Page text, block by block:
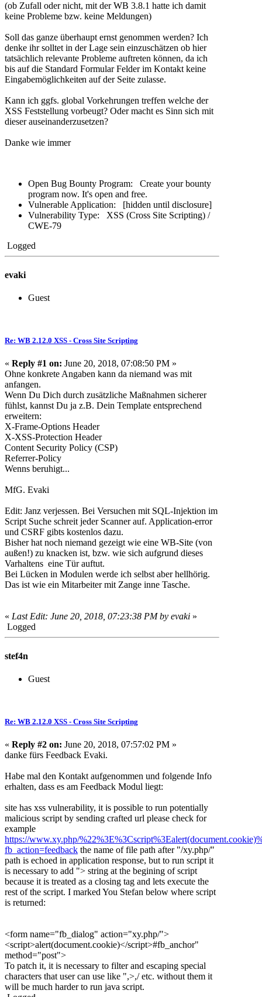
(ob Zufall oder nicht, mit der WB 3.8.1 hatte ich damit
keine Probleme bzw. keine Meldungen)
Soll das ganze überhaupt ernst genommen werden? Ich
denke ihr solltet in der Lage sein einzuschätzen ob hier
tatsächlich relevante Probleme auftreten können, da ich
bis auf die Standard Formular Felder im Kontakt keine
Eingabemöglichkeiten auf der Seite zulasse.
Kann ich ggfs. global Vorkehrungen treffen welche der
XSS Feststellung vorbeugt? Oder macht es Sinn sich mit
dieser auseinanderzusetzen?
Danke wie immer
Open Bug Bounty Program: Create your bounty
program now. It's open and free.
Vulnerable Application: [hidden until disclosure]
Vulnerability Type: XSS (Cross Site Scripting) /
CWE-79
Logged
evaki
Guest
Re: WB 2.12.0 XSS - Cross Site Scripting
« Reply #1 on: June 20, 2018, 07:08:50 PM »
Ohne konkrete Angaben kann da niemand was mit
anfangen.
Wenn Du Dich durch zusätzliche Maßnahmen sicherer
fühlst, kannst Du ja z.B. Dein Template entsprechend
erweitern:
X-Frame-Options Header
X-XSS-Protection Header
Content Security Policy (CSP)
Referrer-Policy
Wenns beruhigt...
MfG. Evaki
Edit: Janz verjessen. Bei Versuchen mit SQL-Injektion im
Script Suche schreit jeder Scanner auf. Application-error
und CSRF gibts kostenlos dazu.
Bisher hat noch niemand gezeigt wie eine WB-Site (von
außen!) zu knacken ist, bzw. wie sich aufgrund dieses
Varhaltens eine Tür auftut.
Bei Lücken in Modulen werde ich selbst aber hellhörig.
Das ist wie ein Mitarbeiter mit Zange inne Tasche.
« Last Edit: June 20, 2018, 07:23:38 PM by evaki »
Logged
stef4n
Guest
Re: WB 2.12.0 XSS - Cross Site Scripting
« Reply #2 on: June 20, 2018, 07:57:02 PM »
danke fürs Feedback Evaki.
Habe mal den Kontakt aufgenommen und folgende Info
erhalten, dass es am Feedback Modul liegt:
site has xss vulnerability, it is possible to run potentially
malicious script by sending crafted url please check for
example
https://www.xy.php/
fb_action=feedback the name of file path after "/xy.php/"
path is echoed in application response, but to run script it
is necessary to add "> string at the begining of script
because it is treated as a closing tag and lets execute the
rest of the script. I marked You Stefan below where script
is returned:
<form name="fb_dialog" action="xy.php/">
<script>alert(document.cookie)</script>#fb_anchor"
method="post">
To patch it, it is necessary to filter and escaping special
characters that user can use like ",>,/ etc. without them it
will be much harder to run java script.